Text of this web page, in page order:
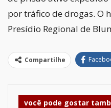
por tráfico de drogas. O
Presídio Regional de
Compartilhe
você pode gostar